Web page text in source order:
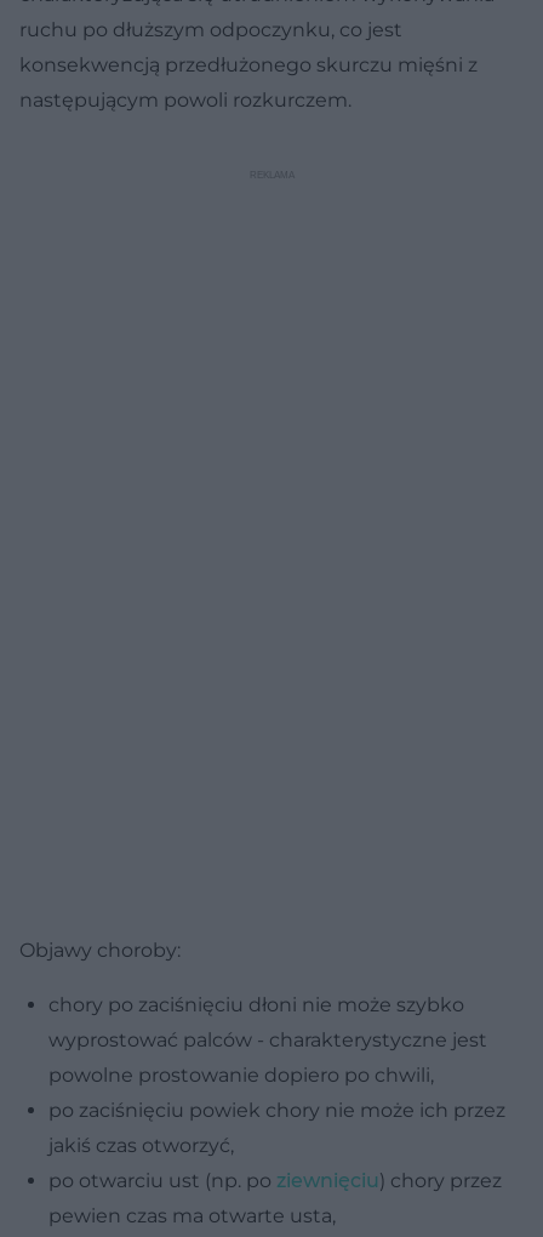
ruchu po dłuższym odpoczynku, co jest
konsekwencją przedłużonego skurczu mięśni z
następującym powoli rozkurczem.
Objawy choroby:
chory po zaciśnięciu dłoni nie może szybko
wyprostować palców - charakterystyczne jest
powolne prostowanie dopiero po chwili,
po zaciśnięciu powiek chory nie może ich przez
jakiś czas otworzyć,
po otwarciu ust (np. po ziewnięciu) chory przez
pewien czas ma otwarte usta,